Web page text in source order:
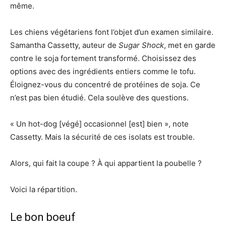
même.
Les chiens végétariens font l’objet d’un examen similaire.
Samantha Cassetty, auteur de Sugar Shock, met en garde
contre le soja fortement transformé. Choisissez des
options avec des ingrédients entiers comme le tofu.
Éloignez-vous du concentré de protéines de soja. Ce
n’est pas bien étudié. Cela soulève des questions.
« Un hot-dog [végé] occasionnel [est] bien », note
Cassetty. Mais la sécurité de ces isolats est trouble.
Alors, qui fait la coupe ? À qui appartient la poubelle ?
Voici la répartition.
Le bon boeuf